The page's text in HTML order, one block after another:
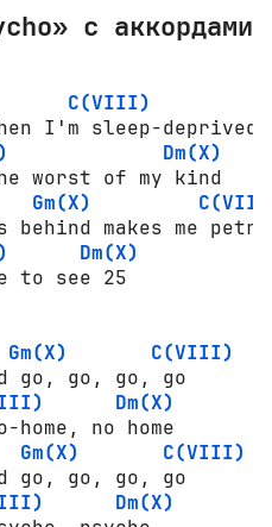
с аккордами
C(VIII)
I'm sleep-deprived
Dm(X)
worst of my kind
Gm(X)
makes me
Dm(X)
to see 25
Gm(X)
C(VIII)
go, go, go, go
Dm(X)
no home
Gm(X)
C(VIII)
go, go, go, go
Dm(X)